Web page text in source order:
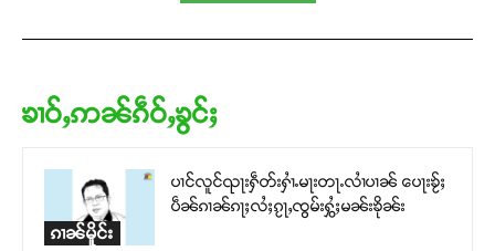
Support SHAN
တႃႇႁႂ်ႈသဵင်ၵၢင်ၸႂ်ၵူၼ်းမိူင်း ၵူႈတီႈၵူႈလႅၼ်ပေႃးတေၸွ
ၶၢဝ်ႇဢၼ်ၵဵဝ်ႇၶွင်ႈ
ၵၢၼ်မိူင်း
ပၢင်လူင်ၺႃးႁဵတ်းႁၢႆႉမႃးတႃႉလၢႆပၢၼ် ​​ပေႃးၶႂ်ႈ
ပဵၼ်ၵၢၼ်ၵႃႈလႆႈၵႂႃႇၸွမ်းႁွႆႈမၼ်းၶိုၼ်း